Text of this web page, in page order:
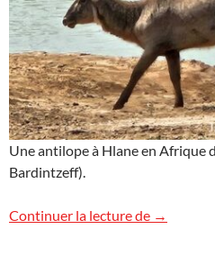
Une antilope à Hlane en Afrique
Bardintzeff).
Continuer la lecture de Antilopes
→